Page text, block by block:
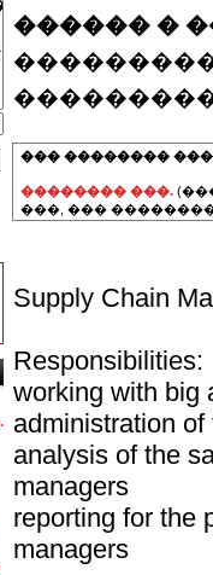
������ �
��� ��������
�������� ���.
���, ���
Supply Chain
Responsibilities:
working with big
administration
analysis of the
managers
reporting for the
managers